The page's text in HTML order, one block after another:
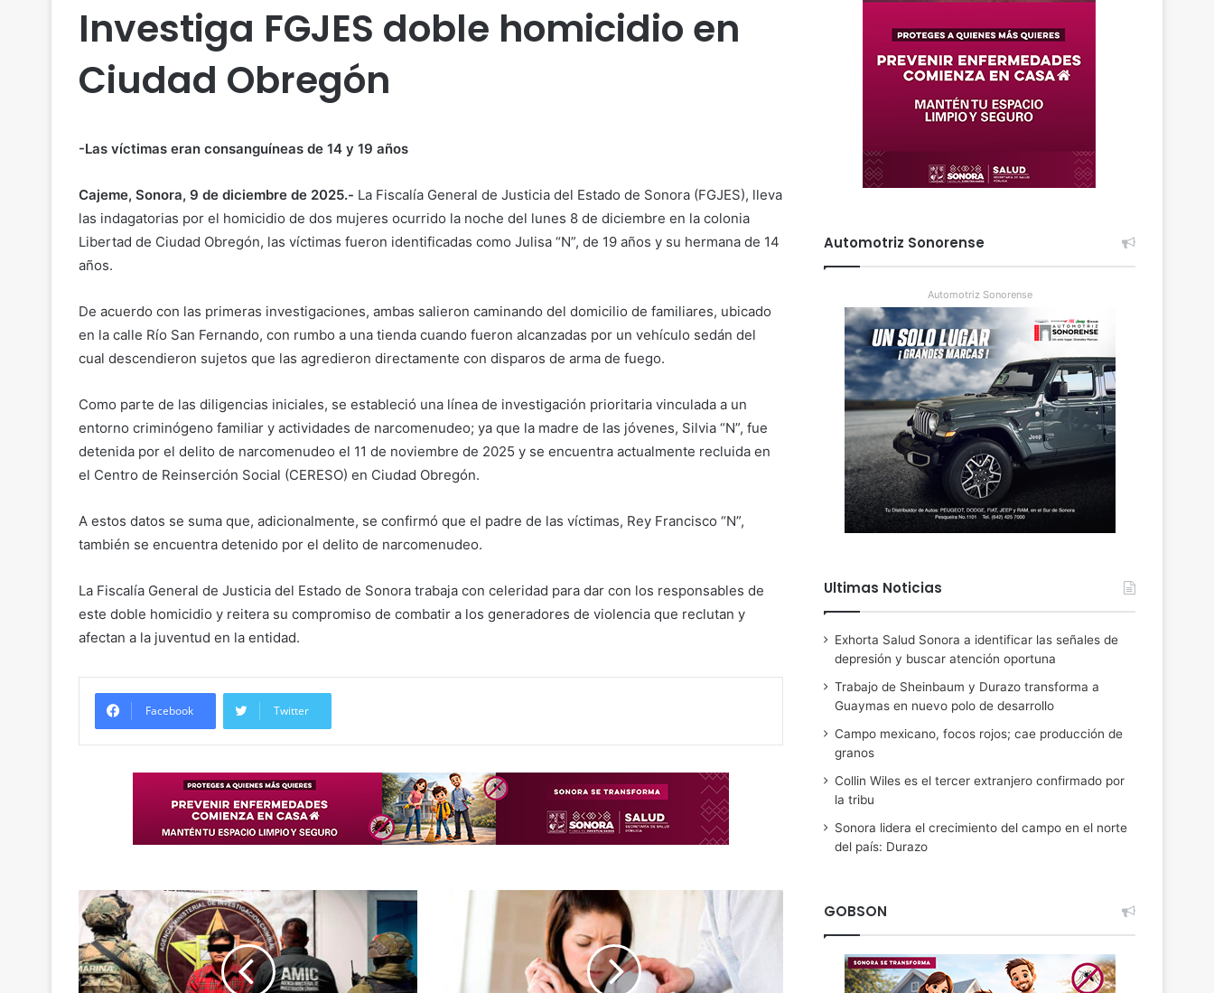
Investiga FGJES doble homicidio en
Ciudad Obregón
-Las víctimas eran consanguíneas de 14 y 19 años
Cajeme, Sonora, 9 de diciembre de 2025.- La Fiscalía General de Justicia del Estado de Sonora (FGJES), lleva
las indagatorias por el homicidio de dos mujeres ocurrido la noche del lunes 8 de diciembre en la colonia
Libertad de Ciudad Obregón, las víctimas fueron identificadas como Julisa “N”, de 19 años y su hermana de 14
años.
De acuerdo con las primeras investigaciones, ambas salieron caminando del domicilio de familiares, ubicado
en la calle Río San Fernando, con rumbo a una tienda cuando fueron alcanzadas por un vehículo sedán del
cual descendieron sujetos que las agredieron directamente con disparos de arma de fuego.
Como parte de las diligencias iniciales, se estableció una línea de investigación prioritaria vinculada a un
entorno criminógeno familiar y actividades de narcomenudeo; ya que la madre de las jóvenes, Silvia “N”, fue
detenida por el delito de narcomenudeo el 11 de noviembre de 2025 y se encuentra actualmente recluida en
el Centro de Reinserción Social (CERESO) en Ciudad Obregón.
A estos datos se suma que, adicionalmente, se confirmó que el padre de las víctimas, Rey Francisco “N”,
también se encuentra detenido por el delito de narcomenudeo.
La Fiscalía General de Justicia del Estado de Sonora trabaja con celeridad para dar con los responsables de
este doble homicidio y reitera su compromiso de combatir a los generadores de violencia que reclutan y
afectan a la juventud en la entidad.
Facebook Twitter
Automotriz Sonorense
Automotriz Sonorense
Ultimas Noticias
Exhorta Salud Sonora a identificar las señales de
depresión y buscar atención oportuna
Trabajo de Sheinbaum y Durazo transforma a
Guaymas en nuevo polo de desarrollo
Campo mexicano, focos rojos; cae producción de
granos
Collin Wiles es el tercer extranjero confirmado por
la tribu
Sonora lidera el crecimiento del campo en el norte
del país: Durazo
GOBSON